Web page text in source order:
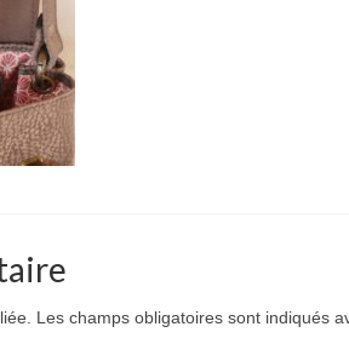
Les champs obligatoires sont indiqués